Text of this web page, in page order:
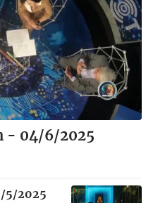
- 04/6/2025
5/2025